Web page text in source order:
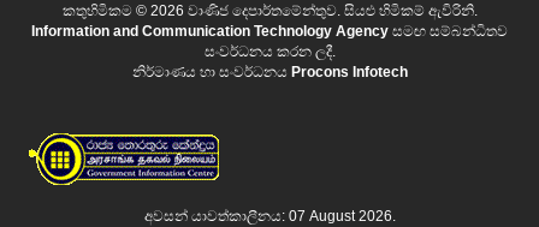
කතුහිමිකම © 2026 වාණිජ දෙපාර්තමේන්තුව. සියළු හිමිකම් ඇවිරිනි.
Information and Communication Technology Agency සමඟ සම්බන්ධිතව
සංවර්ධනය කරන ලදී.
නිර්මාණය හා සංවර්ධනය Procons Infotech
අවසන් යාවත්කාලීනය: 07 August 2026.